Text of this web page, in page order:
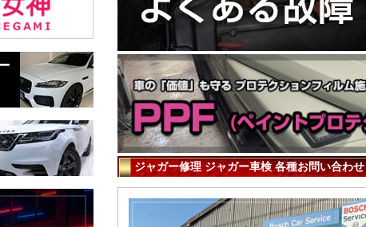
ジャガー修理 ジャガー車検 各種お問い合わせ